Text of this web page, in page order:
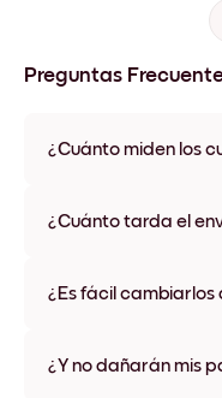
Preguntas
¿Cuánto miden los
varios materiales y
¿Cuánto tarda el
disponibles en algunos
¿Es fácil cambiarlos
ningún daño
¿Y no dañarán mis